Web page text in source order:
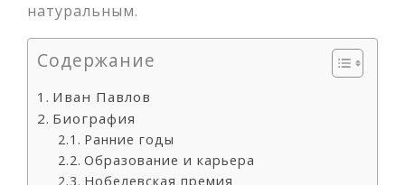
натуральным.
Содержание
Иван Павлов
Биография
Ранние годы
Образование и карьера
Нобелевская премия